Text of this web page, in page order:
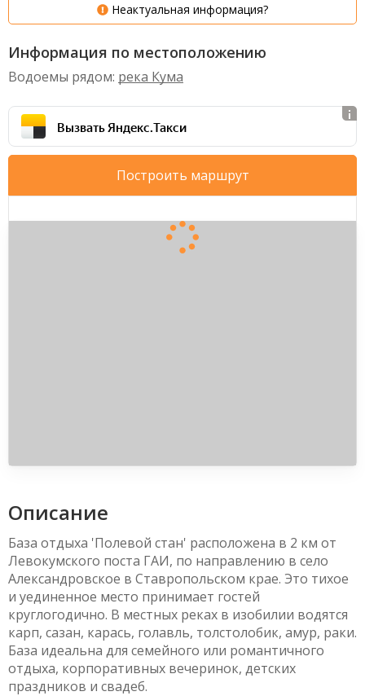
Неактуальная информация?
Информация по местоположению
Водоемы рядом: река Кума
Вызвать Яндекс.Такси
Построить маршрут
Описание
База отдыха 'Полевой стан' расположена в 2 км от
Левокумского поста ГАИ, по направлению в село
Александровское в Ставропольском крае. Это тихое
и уединенное место принимает гостей
круглогодично. В местных реках в изобилии водятся
карп, сазан, карась, голавль, толстолобик, амур, раки.
База идеальна для семейного или романтичного
отдыха, корпоративных вечеринок, детских
праздников и свадеб.